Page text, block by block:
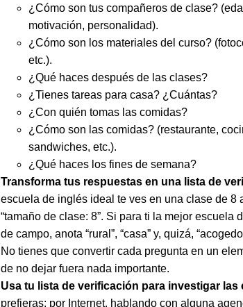
¿Cómo son tus compañeros de clase?
motivación, personalidad).
¿Cómo son los materiales del curso?
etc.).
¿Qué haces después de las clases?
¿Tienes tareas para casa? ¿Cuántas?
¿Con quién tomas las comidas?
¿Cómo son las comidas? (restaurante,
sandwiches, etc.).
¿Qué haces los fines de semana?
Transforma tus respuestas en una lista de
escuela de inglés ideal te ves en una clase de 8
“tamaño de clase: 8”. Si para ti la mejor escuela
de campo, anota “rural”, “casa” y, quizá,
No tienes que convertir cada pregunta en un
de no dejar fuera nada importante.
Usa tu lista de verificación para investigar las
prefieras: por Internet, hablando con alguna